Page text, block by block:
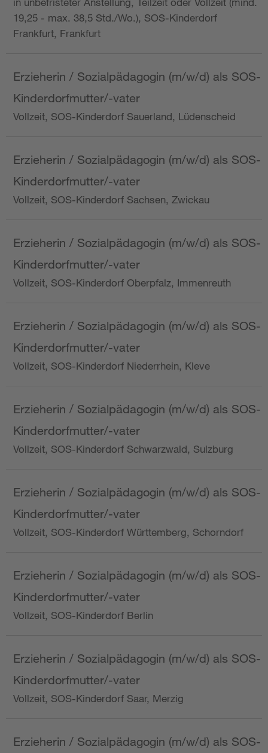
19,25 - max. 38,5 Std./Wo.), SOS-Kinderdorf
Frankfurt, Frankfurt
Erzieherin / Sozialpädagogin (m/w/d) als SOS-
Kinderdorfmutter/-vater
Vollzeit, SOS-Kinderdorf Sauerland, Lüdenscheid
Erzieherin / Sozialpädagogin (m/w/d) als SOS-
Kinderdorfmutter/-vater
Vollzeit, SOS-Kinderdorf Sachsen, Zwickau
Erzieherin / Sozialpädagogin (m/w/d) als SOS-
Kinderdorfmutter/-vater
Vollzeit, SOS-Kinderdorf Oberpfalz, Immenreuth
Erzieherin / Sozialpädagogin (m/w/d) als SOS-
Kinderdorfmutter/-vater
Vollzeit, SOS-Kinderdorf Niederrhein, Kleve
Erzieherin / Sozialpädagogin (m/w/d) als SOS-
Kinderdorfmutter/-vater
Vollzeit, SOS-Kinderdorf Schwarzwald, Sulzburg
Erzieherin / Sozialpädagogin (m/w/d) als SOS-
Kinderdorfmutter/-vater
Vollzeit, SOS-Kinderdorf Württemberg, Schorndorf
Erzieherin / Sozialpädagogin (m/w/d) als SOS-
Kinderdorfmutter/-vater
Vollzeit, SOS-Kinderdorf Berlin
Erzieherin / Sozialpädagogin (m/w/d) als SOS-
Kinderdorfmutter/-vater
Vollzeit, SOS-Kinderdorf Saar, Merzig
Erzieherin / Sozialpädagogin (m/w/d) als SOS-